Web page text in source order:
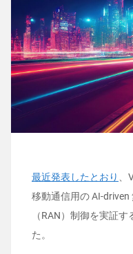
最近発表したとおり
移動通信用の AI-
（RAN）制御を実証
た。